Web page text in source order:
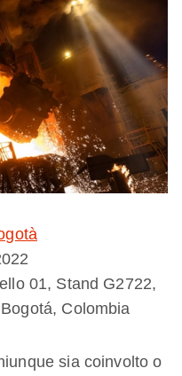
01, Stand G2722,
Colombia
sia coinvolto o